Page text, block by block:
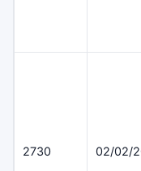
2730 02/02/